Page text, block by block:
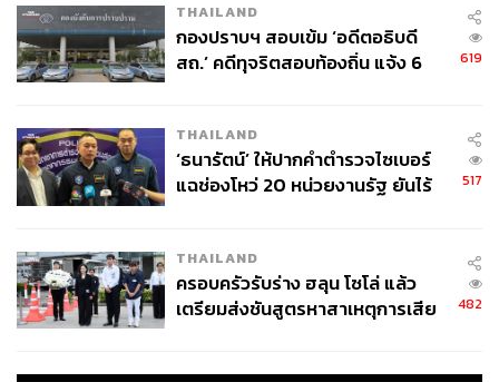
จ่ายหนี้-แอบระบุแบรนด์
THAILAND
กองปราบฯ สอบเข้ม ‘อดีตอธิบดี
สถ.’ คดีทุจริตสอบท้องถิ่น แจ้ง 6
619
THAILAND
‘ธนารัตน์’ ให้ปากคำตำรวจไซเบอร์
แฉช่องโหว่ 20 หน่วยงานรัฐ ยันไร้
517
THAILAND
ครอบครัวรับร่าง ฮลุน โซโล่ แล้ว
เตรียมส่งชันสูตรหาสาเหตุการเสีย
482